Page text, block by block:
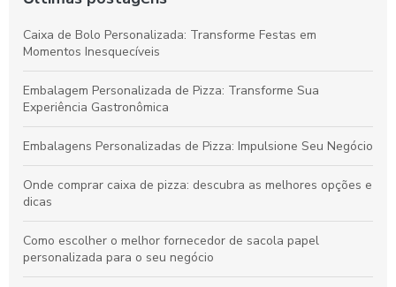
Caixa de Bolo Personalizada: Transforme Festas em
Momentos Inesquecíveis
Embalagem Personalizada de Pizza: Transforme Sua
Experiência Gastronômica
Embalagens Personalizadas de Pizza: Impulsione Seu Negócio
Onde comprar caixa de pizza: descubra as melhores opções e
dicas
Como escolher o melhor fornecedor de sacola papel
personalizada para o seu negócio